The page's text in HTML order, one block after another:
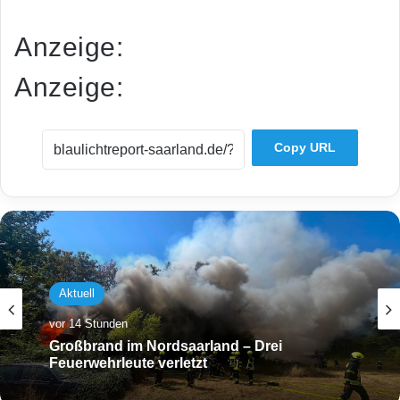
Anzeige:
Anzeige:
Copy URL
Aktuell
vor 14 Stunden
Großbrand im Nordsaarland – Drei
Feuerwehrleute verletzt